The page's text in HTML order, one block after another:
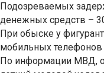
Подозреваемых
денежных средств –
При обыске у
мобильных
По информации МВД,